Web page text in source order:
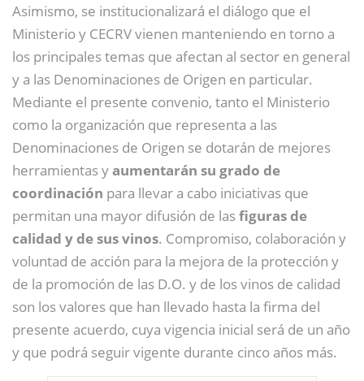
Asimismo, se institucionalizará el diálogo que el
Ministerio y CECRV vienen manteniendo en torno a
los principales temas que afectan al sector en general
y a las Denominaciones de Origen en particular.
Mediante el presente convenio, tanto el Ministerio
como la organización que representa a las
Denominaciones de Origen se dotarán de mejores
herramientas yaumentarán su grado de
coordinación para llevar a cabo iniciativas que
permitan una mayor difusión de lasfiguras de
calidad y de sus vinos. Compromiso, colaboración y
voluntad de acción para la mejora de la protección y
de la promoción de las D.O. y de los vinos de calidad
son los valores que han llevado hasta la firma del
presente acuerdo, cuya vigencia inicial será de un año
y que podrá seguir vigente durante cinco años más.